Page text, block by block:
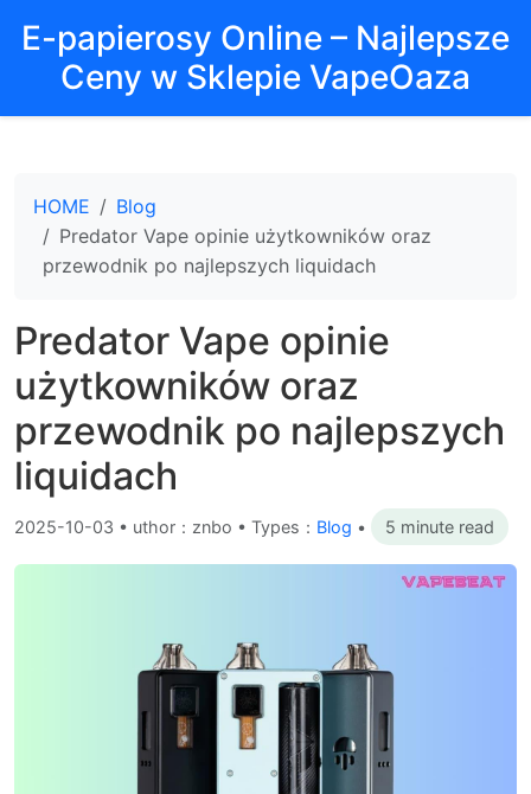
E-papierosy Online – Najlepsze
Ceny w Sklepie VapeOaza
HOME
Blog
Predator Vape opinie użytkowników oraz
przewodnik po najlepszych liquidach
Predator Vape opinie
użytkowników oraz
przewodnik po najlepszych
liquidach
2025-10-03 • uthor：znbo • Types： Blog • 5 minute read